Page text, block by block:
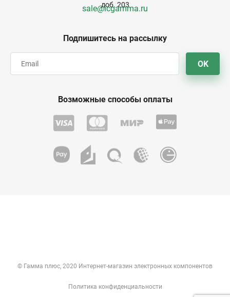
Подпишитесь на рассылку
OK
доб. 203
sale@icgamma.ru
Возможные способы оплаты
© Гамма плюс, 2020 Интернет-магазин электронных компонентов
Политика конфиденциальности